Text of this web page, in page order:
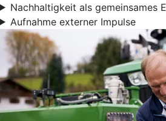
Nachhaltigkeit als gemeinsames
Aufnahme externer Impulse